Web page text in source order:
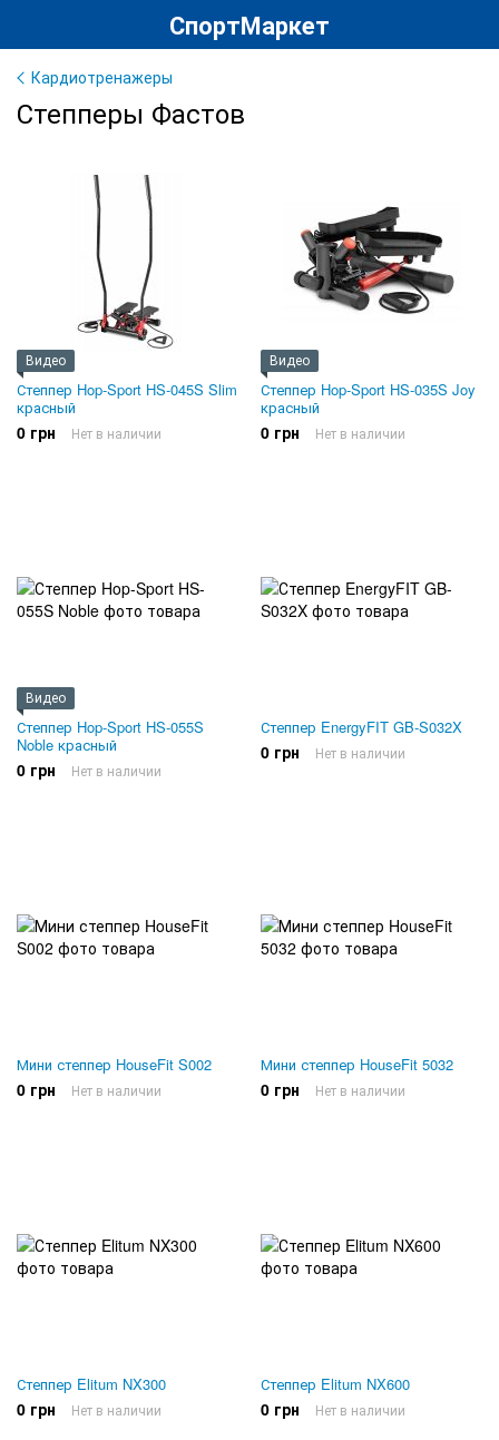
СпортМаркет
Кардиотренажеры
Степперы Фастов
Видео
Степпер Hop-Sport HS-045S Slim
красный
0 грн Нет в наличии
Видео
Степпер Hop-Sport HS-035S Joy
красный
0 грн Нет в наличии
Видео
Степпер Hop-Sport HS-055S
Noble красный
0 грн Нет в наличии
Степпер EnergyFIT GB-S032X
0 грн Нет в наличии
Мини степпер HouseFit S002
0 грн Нет в наличии
Мини степпер HouseFit 5032
0 грн Нет в наличии
Степпер Elitum NX300
0 грн Нет в наличии
Степпер Elitum NX600
0 грн Нет в наличии